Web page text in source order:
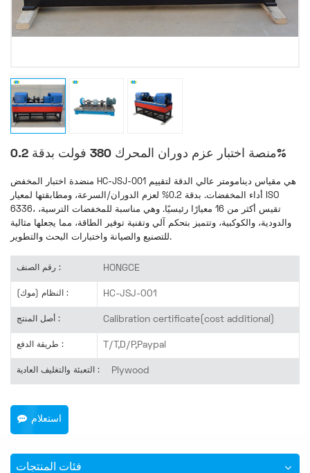
منصة اختبار عزم دوران المحرك 380 فولت بدقة 0.2%
منضدة اختبار المخفض HC-JSJ-001 هي مقياس دينامومتر عالي الدقة لتقييم
أداء المخفضات. بدقة 0.2% لعزم الدوران/السرعة، ومطابقتها لمعيار ISO
6336، تقيس أكثر من 16 معيارًا رئيسيًا. وهي مناسبة للمخفضات الترسية،
والدودية، والكوكبية، وتتميز بتحكم آلي وتقنية توفير الطاقة، مما يجعلها مثالية
للتصنيع والصيانة واختبارات البحث والتطوير.
رقم الصنف : HONGCE
النظام (موك) : HC-JSJ-001
أصل المنتج : Calibration certificate(cost additional)
طريقة الدفع : T/T,D/P,Paypal
التعبئة والتغليف العادية : Plywood
استعلام
فئات المنتجات